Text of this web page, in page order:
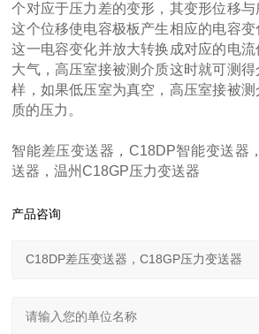
个对应于压力差的变形，其变形位移与
这个位移使电容极板产生相应的电容变
这一电容变化并放大转换成对应的电
大气，高压室接被测介质这时就可测
样，如果低压室为真空，高压室接被
质的压力。
智能差压变送器，C18DP智能变送器
送器，温州C18GP压力变送器
产品咨询